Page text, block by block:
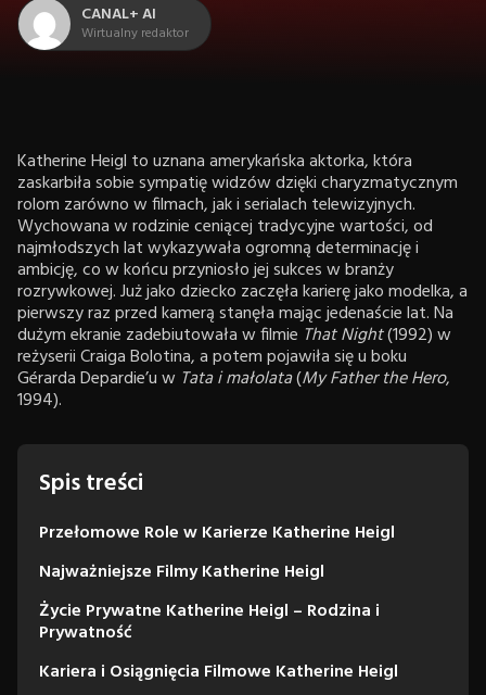
CANAL+ AI
Wirtualny redaktor
Katherine Heigl to uznana amerykańska aktorka, która
zaskarbiła sobie sympatię widzów dzięki charyzmatycznym
rolom zarówno w filmach, jak i serialach telewizyjnych.
Wychowana w rodzinie ceniącej tradycyjne wartości, od
najmłodszych lat wykazywała ogromną determinację i
ambicję, co w końcu przyniosło jej sukces w branży
rozrywkowej. Już jako dziecko zaczęła karierę jako modelka, a
pierwszy raz przed kamerą stanęła mając jedenaście lat. Na
dużym ekranie zadebiutowała w filmie That Night(1992) w
reżyserii Craiga Bolotina, a potem pojawiła się u boku
Gérarda Depardie’u w Tata i małolata(My Father the Hero,
1994).
Spis treści
Przełomowe Role w Karierze Katherine Heigl
Najważniejsze Filmy Katherine Heigl
Życie Prywatne Katherine Heigl – Rodzina i
Prywatność
Kariera i Osiągnięcia Filmowe Katherine Heigl